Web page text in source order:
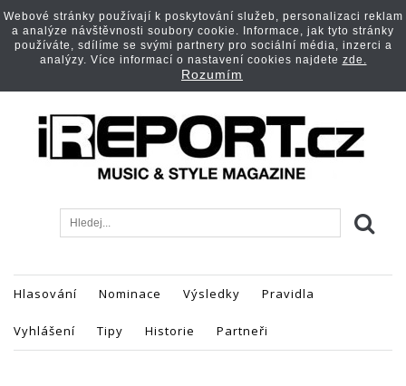
Hlasování Nominace Výsledky Pravidla
Vyhlášení Tipy Historie Partneři
Webové stránky používají k poskytování služeb, personalizaci reklam
a analýze návštěvnosti soubory cookie. Informace, jak tyto stránky
používáte, sdílíme se svými partnery pro sociální média, inzerci a
analýzy. Více informací o nastavení cookies najdete zde.
Rozumím